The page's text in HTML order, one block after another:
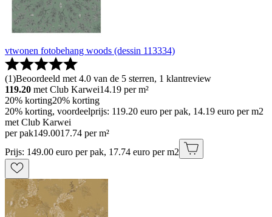
vtwonen fotobehang woods (dessin 113334)
(1)Beoordeeld met 4.0 van de 5 sterren, 1 klantreview
119.20 met Club Karwei14.19 per m²
20% korting20% korting
20% korting, voordeelprijs: 119.20 euro per pak, 14.19 euro per m2
met Club Karwei
per pak149.0017.74 per m²
Prijs: 149.00 euro per pak, 17.74 euro per m2